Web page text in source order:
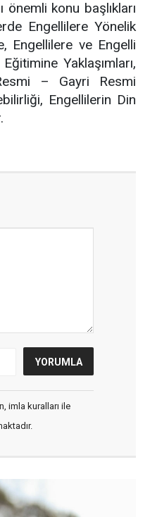
önemli konu başlıkları
Engellilere Yönelik
Engellilere ve Engelli
Yaklaşımları,
– Gayri Resmi
Engellilerin Din
imla kuralları ile